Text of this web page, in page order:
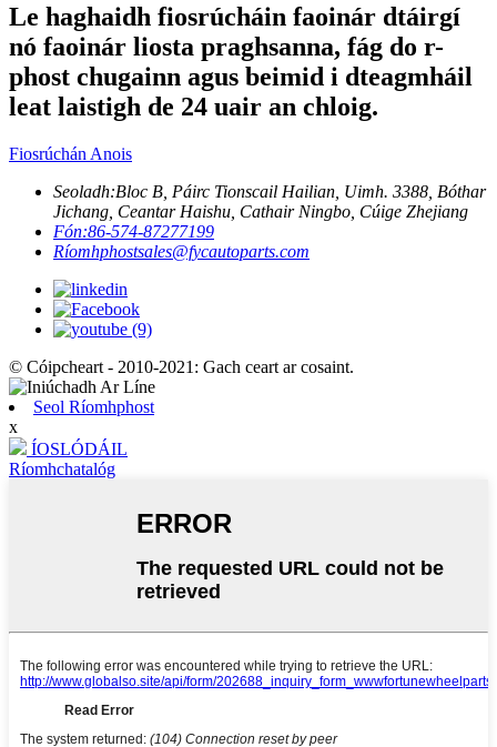
Le haghaidh fiosrúcháin faoinár dtáirgí
nó faoinár liosta praghsanna, fág do r-
phost chugainn agus beimid i dteagmháil
leat laistigh de 24 uair an chloig.
Fiosrúchán Anois
Seoladh:Bloc B, Páirc Tionscail Hailian, Uimh. 3388, Bóthar
Jichang, Ceantar Haishu, Cathair Ningbo, Cúige Zhejiang
Fón:86-574-87277199
Ríomhphostsales@fycautoparts.com
© Cóipcheart - 2010-2021: Gach ceart ar cosaint.
Seol Ríomhphost
x
ÍOSLÓDÁIL
Ríomhchatalóg